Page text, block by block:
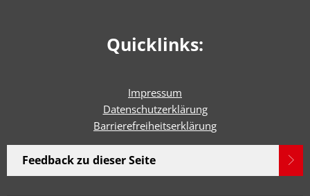
Quicklinks:
Impressum
Datenschutzerklärung
Barrierefreiheitserklärung
Feedback zu dieser Seite